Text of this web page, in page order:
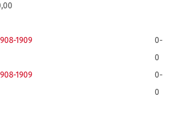
1909
0-
0
1909
0-
0